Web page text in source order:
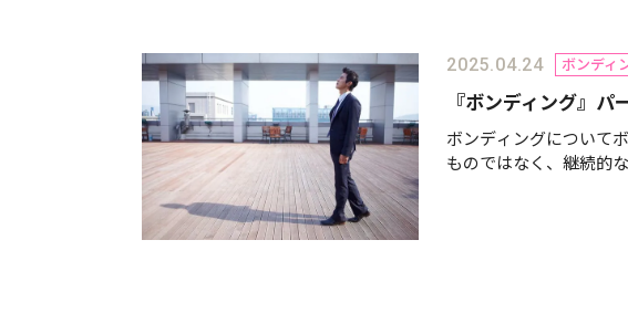
2025.04.24 ボンディ
『ボンディング』パ
ボンディングについて
ものではなく、継続的
まれます。パート1で
かかわりが大切なこと